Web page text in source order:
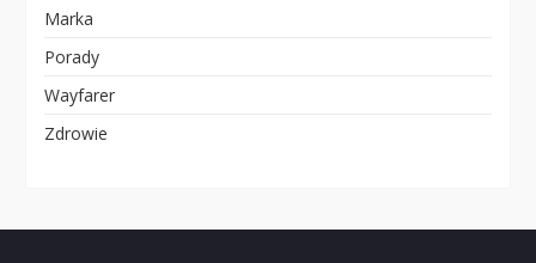
Marka
Porady
Wayfarer
Zdrowie